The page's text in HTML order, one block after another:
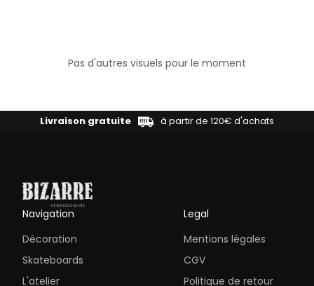
Pas d'autres visuels pour le moment
Livraison gratuite à partir de 120€ d'achats
Navigation
Décoration
Skateboards
L'atelier
Legal
Mentions légales
CGV
Politique de retour